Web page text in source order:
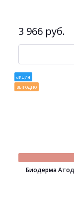
3 966 руб.
акция
выгодно
Биодерма